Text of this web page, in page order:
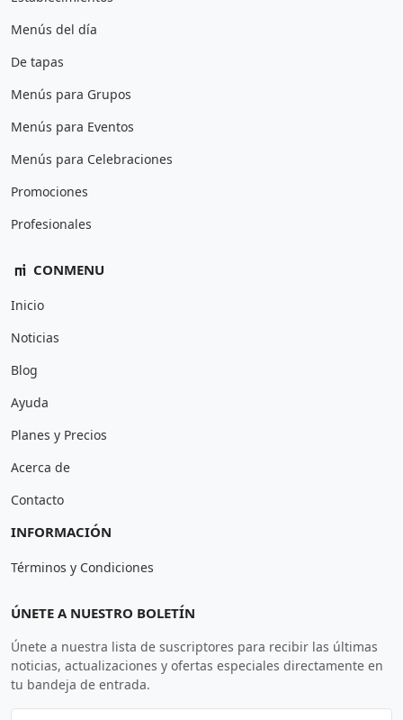
Menús del día
De tapas
Menús para Grupos
Menús para Eventos
Menús para Celebraciones
Promociones
Profesionales
CONMENU
Inicio
Noticias
Blog
Ayuda
Planes y Precios
Acerca de
Contacto
INFORMACIÓN
Términos y Condiciones
ÚNETE A NUESTRO BOLETÍN
Únete a nuestra lista de suscriptores para recibir las últimas
noticias, actualizaciones y ofertas especiales directamente en
tu bandeja de entrada.